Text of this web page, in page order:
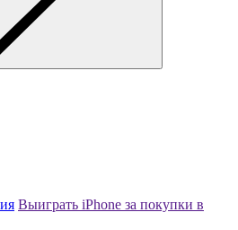
Выиграть iPhone за покупки в